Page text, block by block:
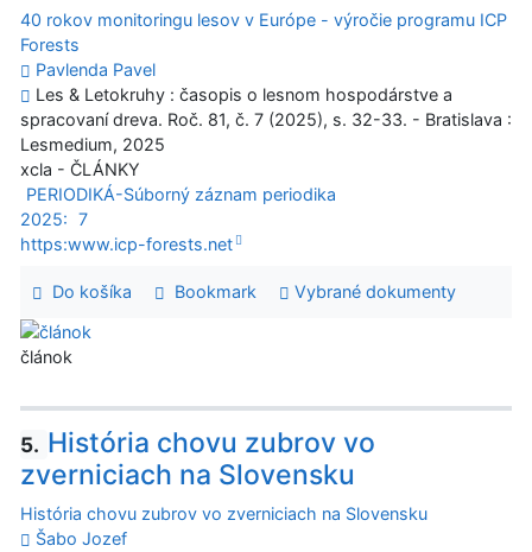
40 rokov monitoringu lesov v Európe - výročie programu ICP
Forests
Pavlenda Pavel
Les & Letokruhy : časopis o lesnom hospodárstve a
spracovaní dreva. Roč. 81, č. 7 (2025), s. 32-33. - Bratislava :
Lesmedium, 2025
xcla - ČLÁNKY
PERIODIKÁ-Súborný záznam periodika
2025: 7
https:www.icp-forests.net
Do košíka Bookmark Vybrané dokumenty
článok
5. História chovu zubrov vo
zverniciach na Slovensku
História chovu zubrov vo zverniciach na Slovensku
Šabo Jozef